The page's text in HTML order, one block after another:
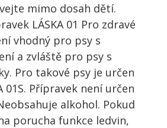
mimo dosah dětí.
LÁSKA 01 Pro zdravé
vhodný pro psy s
a zvláště pro psy s
Pro takové psy je určen
01S. Přípravek není určen
alkohol. Pokud
porucha funkce ledvin,